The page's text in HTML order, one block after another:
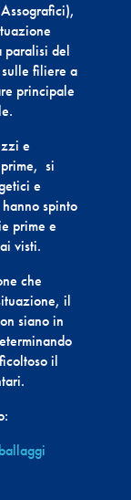
paralisi del
filiere a
principale
e
si
e
spinto
prime e
visti.
che
il
siano in
il